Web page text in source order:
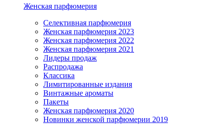
Женская парфюмерия
Селективная парфюмерия
Женская парфюмерия 2023
Женская парфюмерия 2022
Женская парфюмерия 2021
Лидеры продаж
Распродажа
Классика
Лимитированные издания
Винтажные ароматы
Пакеты
Женская парфюмерия 2020
Новинки женской парфюмерии 2019